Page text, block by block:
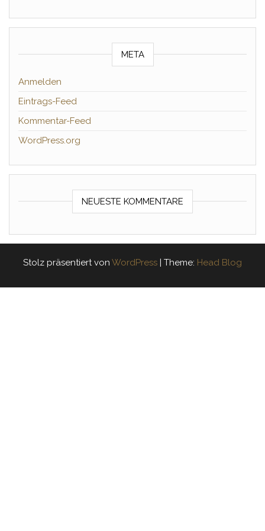
META
Anmelden
Eintrags-Feed
Kommentar-Feed
WordPress.org
NEUESTE KOMMENTARE
Stolz präsentiert von WordPress | Theme: Head Blog